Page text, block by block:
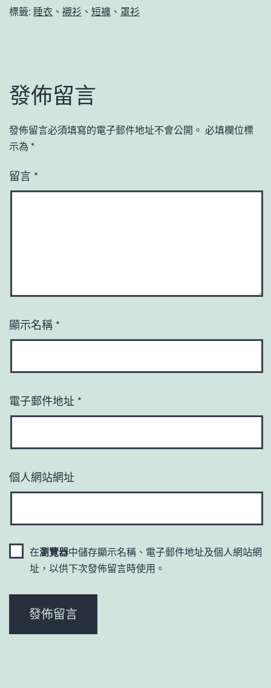
標籤: 睡衣 、 襯衫 、 短褲 、 罩衫
發佈留言
發佈留言必須填寫的電子郵件地址不會公開。 必填欄位標
示為 *
留言 *
顯示名稱 *
電子郵件地址 *
個人網站網址
在瀏覽器中儲存顯示名稱、電子郵件地址及個人網站網
址，以供下次發佈留言時使用。